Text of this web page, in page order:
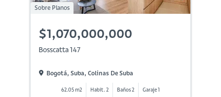
Sobre Planos
$1,070,000,000
Bosscatta 147
Bogotá, Suba, Colinas De Suba
62.05 m2 Habit. 2 Baños 2 Garaje 1